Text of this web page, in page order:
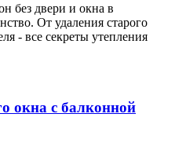
без двери и окна в
От удаления старого
- все секреты утепления
окна с балконной